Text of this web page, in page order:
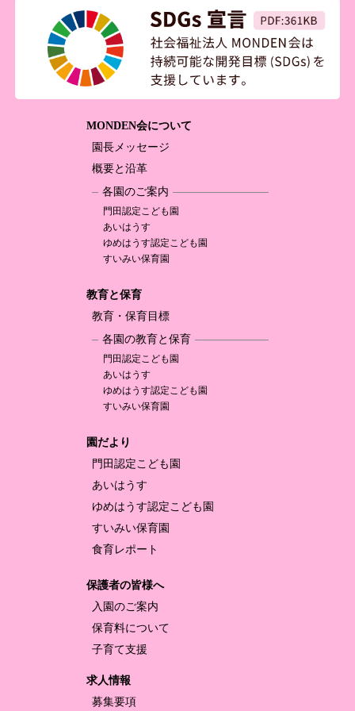
MONDEN会について
園長メッセージ
概要と沿革
各園のご案内
門田認定こども園
あいはうす
ゆめはうす認定こども園
すいみい保育園
教育と保育
教育・保育目標
各園の教育と保育
門田認定こども園
あいはうす
ゆめはうす認定こども園
すいみい保育園
園だより
門田認定 こども園
あいはうす
ゆめはうす認定 こども園
すいみい保育園
食育レポート
保護者の皆様へ
入園のご案内
保育料について
子育て支援
求人情報
募集要項